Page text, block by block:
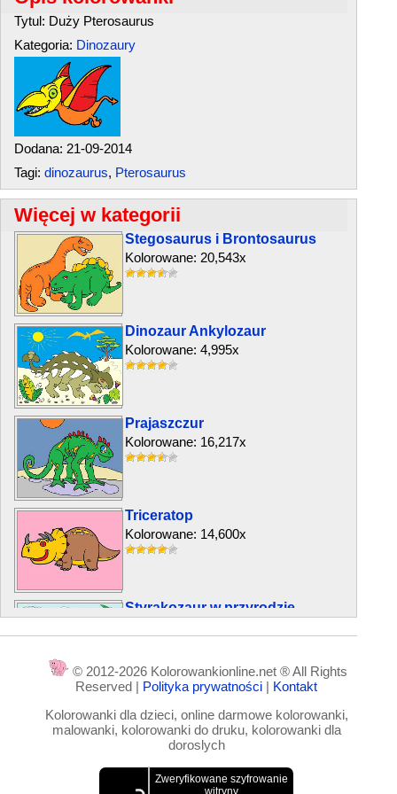
Tytul: Duży Pterosaurus
Kategoria: Dinozaury
Dodana: 21-09-2014
Tagi: dinozaurus, Pterosaurus
Więcej w kategorii
Stegosaurus i Brontosaurus
Kolorowane: 20,543x
Dinozaur Ankylozaur
Kolorowane: 4,995x
Prajaszczur
Kolorowane: 16,217x
Triceratop
Kolorowane: 14,600x
Styrakozaur w przyrodzie
Kolorowane: 17,157x
© 2012-2026 Kolorowankionline.net ® All Rights
Reserved | Polityka prywatności | Kontakt
Kolorowanki dla dzieci, online darmowe kolorowanki,
malowanki, kolorowanki do druku, kolorowanki dla
doroslych